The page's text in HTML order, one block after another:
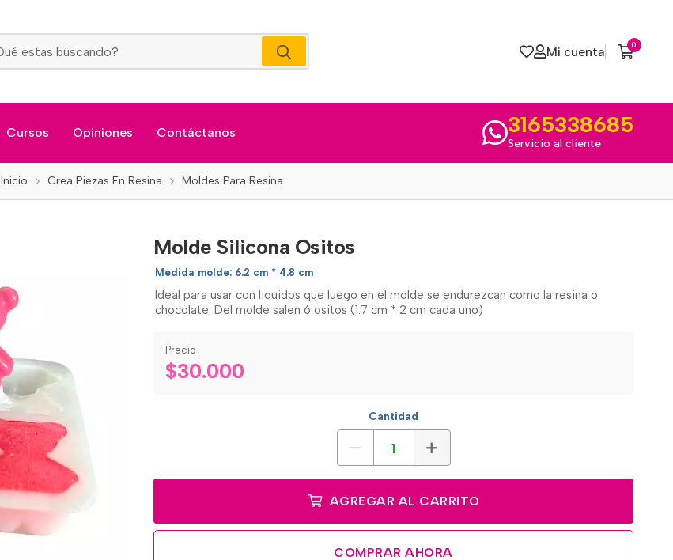
Mi cuenta 0
Cursos Opiniones Contáctanos 3165338685
Servicio al cliente
Inicio Crea Piezas En Resina Moldes Para Resina
Molde Silicona Ositos
Medida molde: 6.2 cm * 4.8 cm
Ideal para usar con liquidos que luego en el molde se endurezcan como la resina o
chocolate. Del molde salen 6 ositos (1.7 cm * 2 cm cada uno)
Precio
$30.000
Cantidad
AGREGAR AL CARRITO
COMPRAR AHORA